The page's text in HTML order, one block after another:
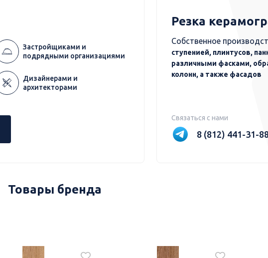
Застройщиками и
подрядными организациями
Дизайнерами и
архитекторами
Резка
Собственное
ступенией, плинтусов,
различными фасками,
колонн, а также фасадов
Связаться с нами
8 (812) 441-31-
Товары бренда